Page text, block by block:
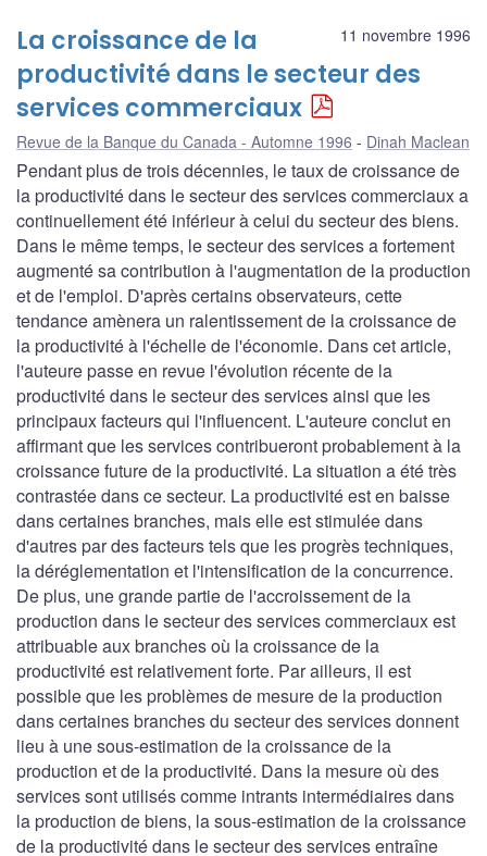
11 novembre 1996
La croissance de la
productivité dans le secteur des
services commerciaux
Revue de la Banque du Canada - Automne 1996 Dinah Maclean
Pendant plus de trois décennies, le taux de croissance de
la productivité dans le secteur des services commerciaux a
continuellement été inférieur à celui du secteur des biens.
Dans le même temps, le secteur des services a fortement
augmenté sa contribution à l'augmentation de la production
et de l'emploi. D'après certains observateurs, cette
tendance amènera un ralentissement de la croissance de
la productivité à l'échelle de l'économie. Dans cet article,
l'auteure passe en revue l'évolution récente de la
productivité dans le secteur des services ainsi que les
principaux facteurs qui l'influencent. L'auteure conclut en
affirmant que les services contribueront probablement à la
croissance future de la productivité. La situation a été très
contrastée dans ce secteur. La productivité est en baisse
dans certaines branches, mais elle est stimulée dans
d'autres par des facteurs tels que les progrès techniques,
la déréglementation et l'intensification de la concurrence.
De plus, une grande partie de l'accroissement de la
production dans le secteur des services commerciaux est
attribuable aux branches où la croissance de la
productivité est relativement forte. Par ailleurs, il est
possible que les problèmes de mesure de la production
dans certaines branches du secteur des services donnent
lieu à une sous-estimation de la croissance de la
production et de la productivité. Dans la mesure où des
services sont utilisés comme intrants intermédiaires dans
la production de biens, la sous-estimation de la croissance
de la productivité dans le secteur des services entraîne